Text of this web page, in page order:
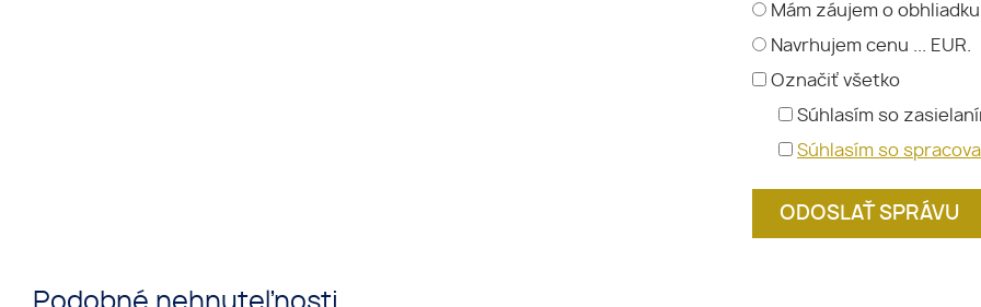
Mám záujem o
Navrhujem cenu ... EUR.
Označiť všetko
Súhlasím so
Súhlasím so